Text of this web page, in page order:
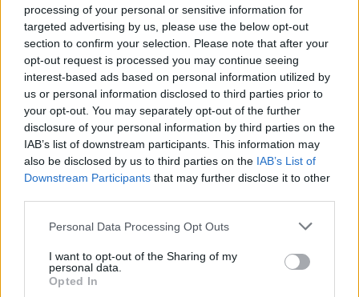
processing of your personal or sensitive information for
targeted advertising by us, please use the below opt-out
section to confirm your selection. Please note that after your
opt-out request is processed you may continue seeing
interest-based ads based on personal information utilized by
us or personal information disclosed to third parties prior to
your opt-out. You may separately opt-out of the further
disclosure of your personal information by third parties on the
IAB’s list of downstream participants. This information may
also be disclosed by us to third parties on the IAB’s List of
Downstream Participants that may further disclose it to other
Please note that this website/app uses one or more Google
not limited to your visit or usage behaviour. You may click to
grant or deny consent to Google and its third-party tags to
use your data for below specified purposes in below Google
Personal Data Processing Opt Outs
I want to opt-out of the Sharing of my
personal data.
Opted In
Σχόλια
Marfin: Απολογείται
σήμερα η 46χρονη που
έφτασε από τη Βρετανία –
Η μεταγωγή στην Ελλάδα
και τα στοιχεία που την
εμπλέκουν
Προσωρινά
δήμαρχος, ο
ο ιδιοκτήτης του
πάρκου για τη φωτιά
Πόρτο Γερμενό και
Ξηρονομή